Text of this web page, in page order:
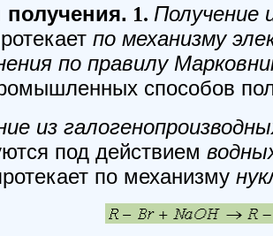
1. Получение
по механизму
по правилу
способов
из
под действием
по механизму